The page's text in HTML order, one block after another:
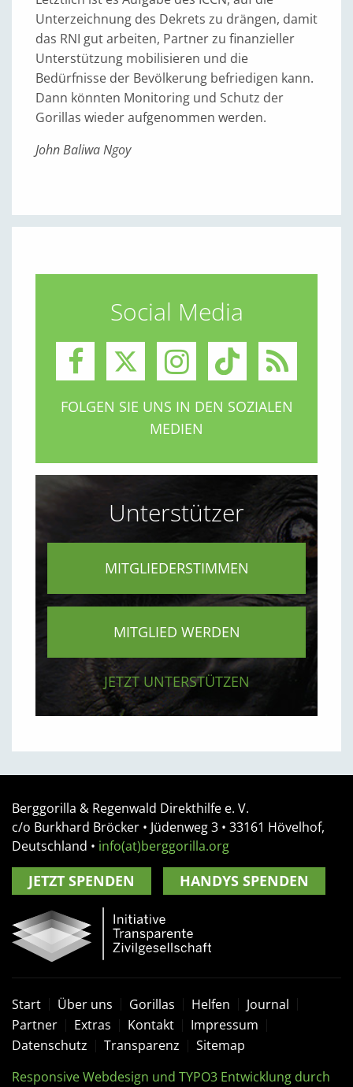
Unterzeichnung des Dekrets zu drängen, damit
das RNI gut arbeiten, Partner zu finanzieller
Unterstützung mobilisieren und die
Bedürfnisse der Bevölkerung befriedigen kann.
Dann könnten Monitoring und Schutz der
Gorillas wieder aufgenommen werden.
John Baliwa Ngoy
Social Media
FOLGEN SIE UNS IN DEN SOZIALEN
MEDIEN
Unterstützer
MITGLIEDERSTIMMEN
MITGLIED WERDEN
JETZT UNTERSTÜTZEN
Berggorilla & Regenwald Direkthilfe e. V.
c/o Burkhard Bröcker • Jüdenweg 3 • 33161 Hövelhof,
Deutschland • info(at)berggorilla.org
JETZT SPENDEN HANDYS SPENDEN
Start Über uns Gorillas Helfen
Journal
Partner
Extras Kontakt
Impressum
Datenschutz
Transparenz
Sitemap
Responsive Webdesign und TYPO3 Entwicklung durch